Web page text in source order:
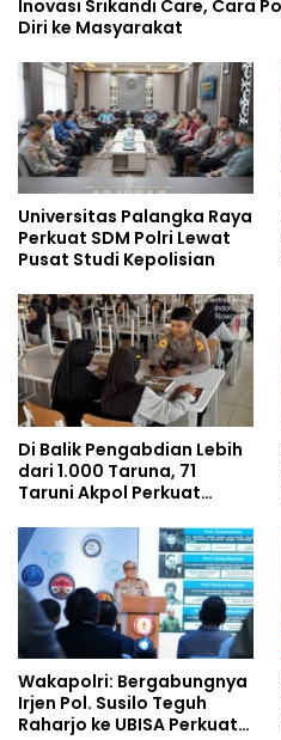
Inovasi Srikandi Care, Cara
Diri ke Masyarakat
Universitas Palangka Raya
Perkuat SDM Polri Lewat
Pusat Studi Kepolisian
Di Balik Pengabdian Lebih
dari 1.000 Taruna, 71
Taruni Akpol Perkuat
Siswa Sekolah Rakyat
Wakapolri: Bergabungnya
Irjen Pol. Susilo Teguh
Raharjo ke UBISA Perkuat